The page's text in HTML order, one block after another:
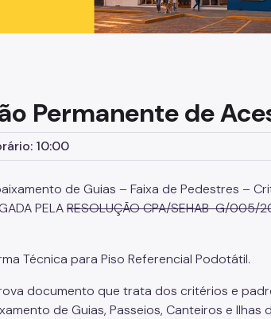
Permanente de
10:00
de Guias – Faixa de Pedestres –
PELARESOLUÇÃO CPA/SEHAB-G/005/
Técnica para Piso Referencial Podotátil.
documento que trata dos critérios e
de Guias, Passeios, Canteiros e Ilhas